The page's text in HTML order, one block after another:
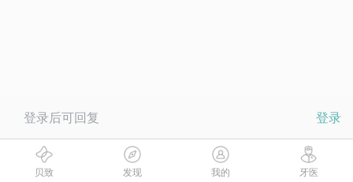
登录后可回复 登录
贝致 发现 我的 牙医